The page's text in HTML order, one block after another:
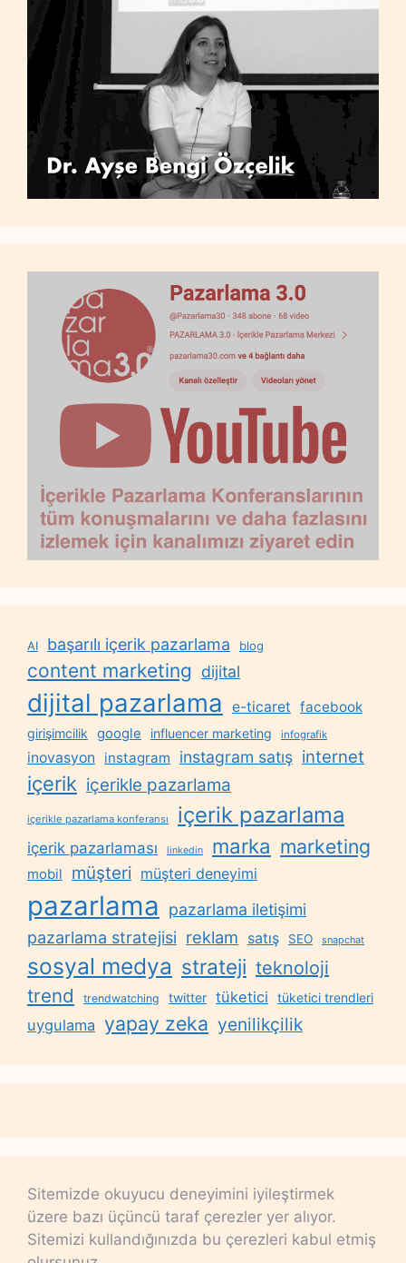
AI başarılı içerik pazarlama blog
content marketing dijital
dijital pazarlama e-ticaret facebook
girişimcilik google influencer marketing infografik
inovasyon instagram instagram satış internet
içerik içerikle pazarlama
içerikle pazarlama konferansı içerik pazarlama
içerik pazarlaması linkedin marka marketing
mobil müşteri müşteri deneyimi
pazarlama
pazarlama iletişimi
pazarlama stratejisi reklam satış SEO snapchat
sosyal medya strateji teknoloji
trend trendwatching twitter tüketici tüketici trendleri
uygulama yapay zeka yenilikçilik
Sitemizde okuyucu deneyimini iyileştirmek
üzere bazı üçüncü taraf çerezler yer alıyor.
Sitemizi kullandığınızda bu çerezleri kabul etmiş